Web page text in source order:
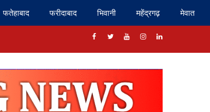
फतेहाबाद फरीदाबाद भिवानी महेंद्रगढ़ मेवात
Facebook
TwitterYoutubeInstragram
Linkedin